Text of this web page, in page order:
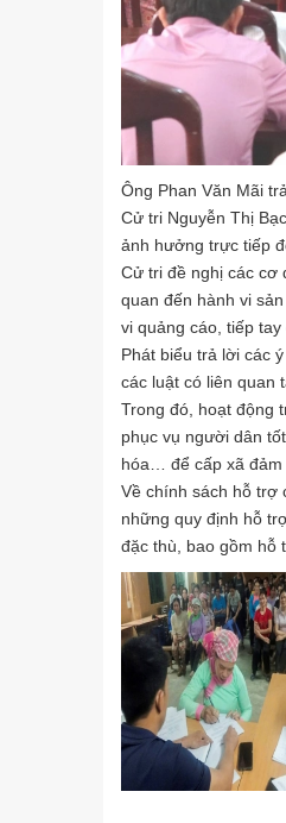
Ông Phan Văn Mãi
Cử tri Nguyễn Thị
ảnh hưởng trực tiếp
Cử tri đề nghị các cơ
quan đến hành vi
vi quảng cáo, tiếp tay
Phát biểu trả lời các
các luật có liên quan
Trong đó, hoạt động
phục vụ người dân
hóa… để cấp xã đảm
Về chính sách hỗ trợ
những quy định hỗ
đặc thù, bao gồm hỗ